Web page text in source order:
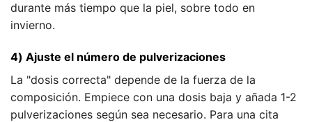
durante más tiempo que la piel, sobre todo en
invierno.
4) Ajuste el número de pulverizaciones
La "dosis correcta" depende de la fuerza de la
composición. Empiece con una dosis baja y añada 1-2
pulverizaciones según sea necesario. Para una cita